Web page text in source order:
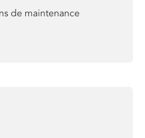
de maintenance